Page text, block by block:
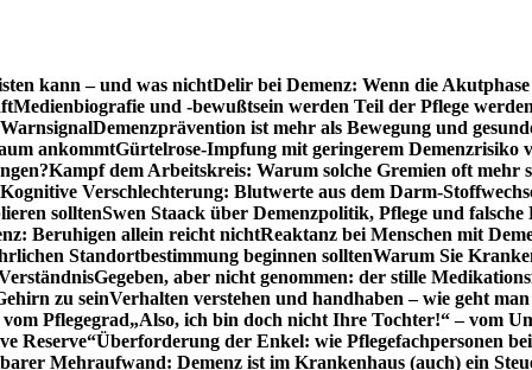
kann – und was nichtDelir bei Demenz: Wenn die
Medienbiografie und -bewußtsein werden Teil der Pflege werden
Demenzprävention ist mehr als Bewegung und
ankommtGürtelrose-Impfung mit geringerem Demenzrisiko
Kampf dem Arbeitskreis: Warum solche Gremien oft mehr
Kognitive Verschlechterung: Blutwerte aus dem Darm-
solltenSwen Staack über Demenzpolitik, Pflege und falsche
Beruhigen allein reicht nichtReaktanz bei Menschen mit
Standortbestimmung beginnen solltenWarum Sie
Gegeben, aber nicht genommen: der stille
zu seinVerhalten verstehen und handhaben – wie geht
Pflegegrad„Also, ich bin doch nicht Ihre Tochter!“ – vom
Reserve“Überforderung der Enkel: wie Pflegefachpersonen
Mehraufwand: Demenz ist im Krankenhaus (auch) ein